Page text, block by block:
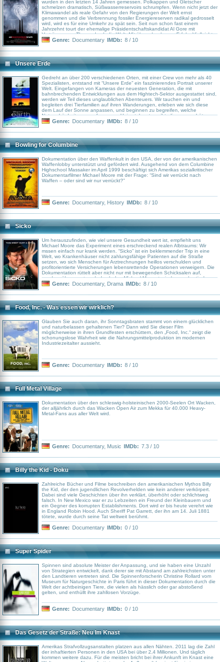
wurden in den letzten 14 Jahren gemessen. Polkappen und Gletscher
schmelzen dramatisch, Süßwasserreservoirs schrumpfen. Wenn nicht jetzt der
Klimawandel als reale Gefahr von den Regierungen der Welt ernst
genommen und die Verbrennung fossiler Energiereserven radikal gedrosselt
wird, wird es für eine Umkehr zu spät sein. Seit nun schon fast einem
Jahrzehnt tourt der ehemalige Präsidentschaftskandidat Al Gore mit
Vorträgen zum Thema durch die Welt. Mit überschaubarem Erfolg. Vielleicht
gelingt es ja dem Medium Film, die schlechte, doch ziemlich wichtige
Genre: Documentary IMDb: 8 / 10
Unsere Erde
Gedreht an über 200 verschiedenen Orten, mit einer Crew von mehr als 40
Spezialisten, entstand mit “Unsere Erde” ein faszinierendes Portrait unserer
Welt. Eingefangen von Kameras der neuesten Generation, die mit
bahnbrechenden Entwicklungen aus dem Hightech-Sektor ausgestattet sind,
werden wir Teil dieses unglaublichen Abenteuers. Wir tauchen ein und
begleiten drei Tierfamilien auf ihren Wanderungen, erleben wie sich diese
dem Lauf der Sonne anpassen, und beginnen zu begreifen, welche
Naturschönheiten es auf unserem Heimatplaneten gibt, die es zu schützen
gilt. Genre: Documentary IMDb: 8 / 10
Bowling for Columbine
Dokumentation über den Waffenkult in den USA, der von der amerikanischen
Waffenlobby unterstützt und gefördert wird. Ausgehend von dem Columbine
Highschool Massaker im April 1999 beschäftigt sich Amerikas sozialkritischer
Dokumentarfilmer Michael Moore mit der Frage: “Sind wir verrückt nach
Waffen – oder sind wir nur verrückt?”
Genre: Documentary, History IMDb: 8 / 10
Sicko
Um herauszufinden, wie viel unsere Gesundheit wert ist, empfiehlt uns
Michael Moore das Experiment eines erschreckend realen Albtraums: Wir
mssen einfach nur krank werden. “Sicko” ist ein beklemmender Trip in eine
Welt, wo Krankenhäuser nicht zahlungsfähige Patienten auf die Straße
setzen, wo sich Menschen für Arztrechnungen heillos verschulden und
profitorientierte Versicherungen lebensrettende Operationen verweigern. Die
Dokumentation rüttelt aber nicht nur mit bewegenden Schicksalen auf,
sondern überzeugt auch durch den Michael Moore-typischen sarkastischen
Witz.Genre: Documentary, Drama IMDb: 8 / 10
Food, Inc. - Was essen wir wirklich?
Glauben Sie auch daran, ihr Sonntagsbraten stammt von einem glücklichen
und naturbelassen gehaltenen Tier? Dann wird Sie dieser Film
möglicherweise in ihren Grundfesten erschüttern, den „Food, Inc.“ zeigt die
schonungslose Wahrheit wie die Nahrungsmittelproduktion im modernen
Industriezeitalter aussieht.
Genre: Documentary IMDb: 8 / 10
Full Metal Village
Dokumentation über den schleswig-holsteinischen 2000-Seelen Ort Wacken,
der alljährlich durch das Wacken Open Air zum Mekka für 40.000 Heavy-
Metal-Fans aus aller Welt wird.
Genre: Documentary, Music IMDb: 7.3 / 10
Billy the Kid - Doku
Zahlreiche Bücher und Filme beschreiben den amerikanischen Mythos Billy
the Kid, der den jugendlichen Revolverhelden wie kein anderer verkörpert.
Dabei sind viele Geschichten über ihn verklärt, überhöht oder schlichtweg
falsch. In New Mexico war er zu Lebzeiten ein Freund der Kleinbauern und
ein Gegner des korrupten Establishments. Dort wird er bis heute verehrt wie
in England Robin Hood. Auch Sheriff Pat Garrett, der ihn am 14. Juli 1881
tötete, wurde durch seine Tat weltweit berühmt.
Genre: Documentary IMDb: 0 / 10
Super Spider
Spinnen sind absolute Meister der Anpassung, und sie haben eine Unzahl
von Strategien entwickelt, dank derer sie mit Abstand am zahlreichsten unter
den Landtieren vertreten sind. Die Spinnenforscherin Christine Rollard vom
Museum für Naturgeschichte in Paris führt in dieser Dokumentation durch die
Welt der achtbeinigen Tiere, die vielen als hässlich oder gar abstoßend
gelten, und enthüllt ihre zahllosen Vorzüge.
Genre: Documentary IMDb: 0 / 10
Das Gesetz der Straße: Neu Im Knast
Amerikas Strafvollzugsanstalten platzen aus allen Nähten. 2011 lag die Zahl
der inhaftierten Personen in den USA bei über 2,4 Millionen. Und täglich
kommen weitere dazu. Für die meisten bricht bei ihrer Ankunft im Knast eine